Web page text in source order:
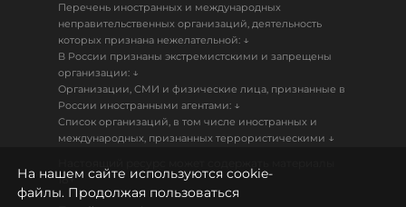
Перечень иностранных и международных
неправительственных организаций, деятельность
которых признана нежелательной: ↓
В России признаны экстремистскими и запрещены
организации: ↓
Организации, СМИ и физические лица, признанные в
России иностранными агентами: ↓
Список организаций, в том числе иностранных и
международных, признанных террористическими ↓
18+
На нашем сайте используются cookie-
файлы. Продолжая пользоваться